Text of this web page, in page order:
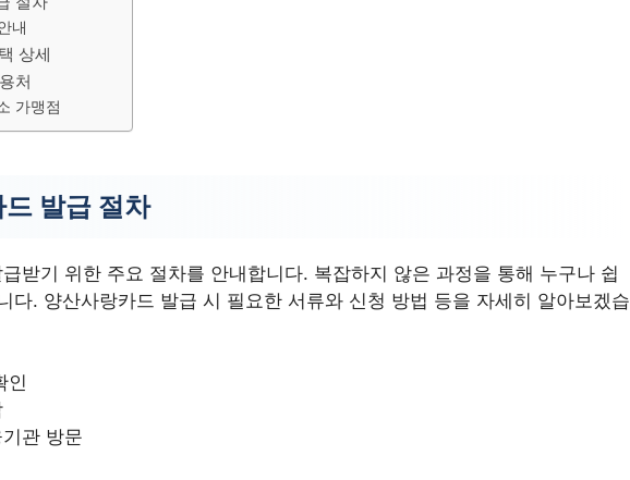
내
상세
처
가맹점
발급 절차
받기 위한 주요 절차를 안내합니다. 복잡하지 않은 과정을 통해 누구나 쉽
다. 양산사랑카드 발급 시 필요한 서류와 신청 방법 등을 자세히 알아보겠습
인
관 방문